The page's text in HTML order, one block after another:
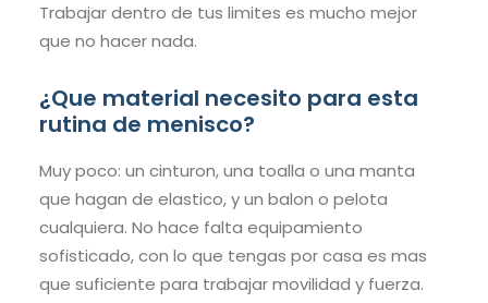
Trabajar dentro de tus limites es mucho mejor
que no hacer nada.
¿Que material necesito para esta
rutina de menisco?
Muy poco: un cinturon, una toalla o una manta
que hagan de elastico, y un balon o pelota
cualquiera. No hace falta equipamiento
sofisticado, con lo que tengas por casa es mas
que suficiente para trabajar movilidad y fuerza.